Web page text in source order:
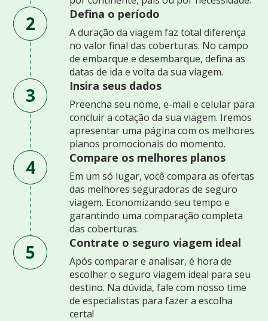
2 Defina o período
A duração da viagem faz total diferença
no valor final das coberturas. No campo
de embarque e desembarque, defina as
datas de ida e volta da sua viagem.
3 Insira seus dados
Preencha seu nome, e-mail e celular para
concluir a cotação da sua viagem. Iremos
apresentar uma página com os melhores
planos promocionais do momento.
4 Compare os melhores planos
Em um só lugar, você compara as ofertas
das melhores seguradoras de seguro
viagem. Economizando seu tempo e
garantindo uma comparação completa
das coberturas.
5 Contrate o seguro viagem ideal
Após comparar e analisar, é hora de
escolher o seguro viagem ideal para seu
destino. Na dúvida, fale com nosso time
de especialistas para fazer a escolha
certa!